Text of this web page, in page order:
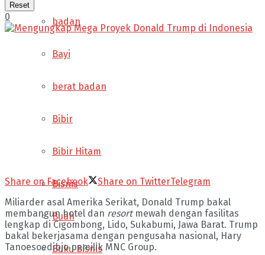
badan
Bayi
berat badan
Bibir
Bibir Hitam
Bisnis
Buah
Buku Bisnis
Reset
0
Share on Facebook Share on TwitterTelegram
Miliarder asal Amerika Serikat, Donald Trump bakal
membangun hotel dan resortmewah dengan fasilitas
lengkap di Cigombong, Lido, Sukabumi, Jawa Barat. Trump
bakal bekerjasama dengan pengusaha nasional, Hary
Tanoesoedibjo pemilik MNC Group.